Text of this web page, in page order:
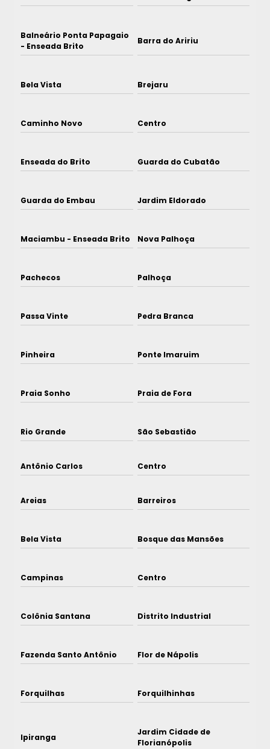
Balneário Ponta Papagaio
- Enseada Brito
Barra do Aririu
Bela Vista Brejaru
Caminho Novo Centro
Enseada do Brito Guarda do Cubatão
Guarda do Embau Jardim Eldorado
Maciambu - Enseada Brito Nova Palhoça
Pachecos Palhoça
Passa Vinte Pedra Branca
Pinheira Ponte Imaruim
Praia Sonho Praia de Fora
Rio Grande São Sebastião
Antônio Carlos Centro
Areias Barreiros
Bela Vista Bosque das Mansões
Campinas Centro
Colônia Santana Distrito Industrial
Fazenda Santo Antônio Flor de Nápolis
Forquilhas Forquilhinhas
Ipiranga
Jardim Cidade de
Florianópolis